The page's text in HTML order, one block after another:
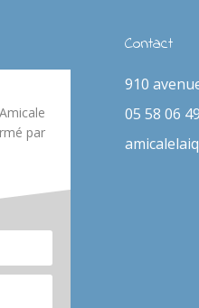
par
Contact
910
05 58 06